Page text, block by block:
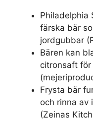
Philadelphia
färska bär
jordgubbar
Bären kan
citronsaft för
Frysta bär
och rinna av
(Zeinas